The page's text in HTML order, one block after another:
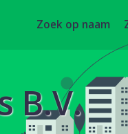
Zoek op naam
B.V.